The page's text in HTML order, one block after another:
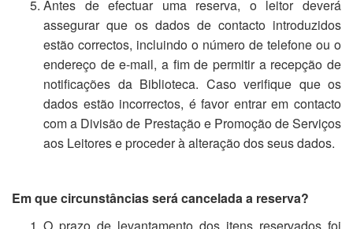
Antes de efectuar uma reserva, o leitor deverá
assegurar que os dados de contacto introduzidos
estão correctos, incluindo o número de telefone ou o
endereço de e-mail, a fim de permitir a recepção de
notificações da Biblioteca. Caso verifique que os
dados estão incorrectos, é favor entrar em contacto
com a Divisão de Prestação e Promoção de Serviços
aos Leitores e proceder à alteração dos seus dados.
Em que circunstâncias será cancelada a reserva?